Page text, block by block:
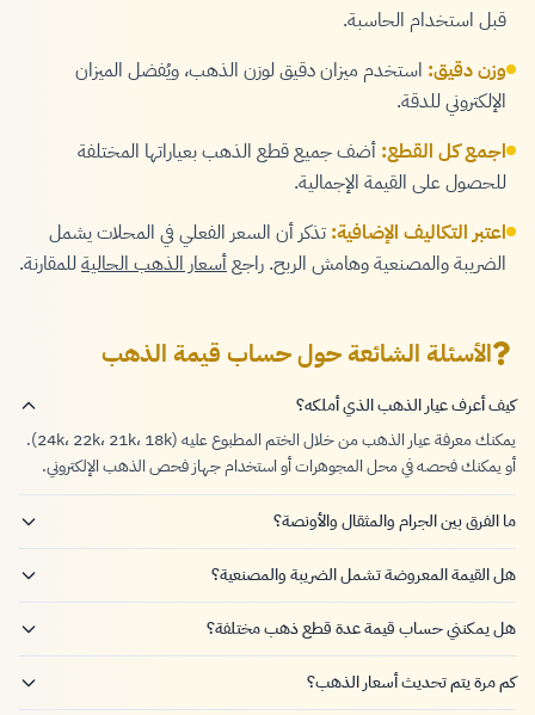
قبل استخدام الحاسبة.
وزن دقيق: استخدم ميزان دقيق لوزن الذهب، ويُفضل الميزان
الإلكتروني للدقة.
اجمع كل القطع: أضف جميع قطع الذهب بعياراتها المختلفة
للحصول على القيمة الإجمالية.
اعتبر التكاليف الإضافية: تذكر أن السعر الفعلي في المحلات يشمل
الضريبة والمصنعية وهامش الربح. راجعأسعار الذهب الحاليةللمقارنة.
الأسئلة الشائعة حول حساب قيمة الذهب
كيف أعرف عيار الذهب الذي أملكه؟
يمكنك معرفة عيار الذهب من خلال الختم المطبوع عليه (24k، 22k، 21k، 18k).
أو يمكنك فحصه في محل المجوهرات أو استخدام جهاز فحص الذهب الإلكتروني.
ما الفرق بين الجرام والمثقال والأونصة؟
هل القيمة المعروضة تشمل الضريبة والمصنعية؟
هل يمكنني حساب قيمة عدة قطع ذهب مختلفة؟
كم مرة يتم تحديث أسعار الذهب؟